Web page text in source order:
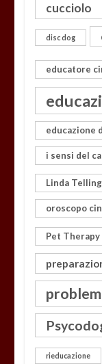
cucciolo
disc dog
educatore
educazione
i sensi del
Linda
oroscopo
Pet Therapy
rieducazione